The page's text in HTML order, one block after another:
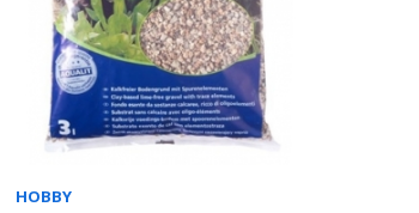
HOBBY